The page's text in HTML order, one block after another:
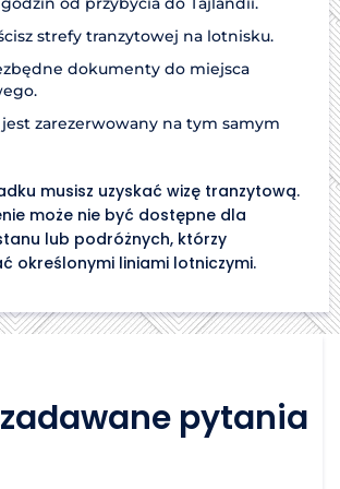
strefy tranzytowej na lotnisku.
dokumenty do miejsca
zarezerwowany na tym samym
musisz uzyskać wizę tranzytową.
może nie być dostępne dla
lub podróżnych, którzy
określonymi liniami lotniczymi.
pytania